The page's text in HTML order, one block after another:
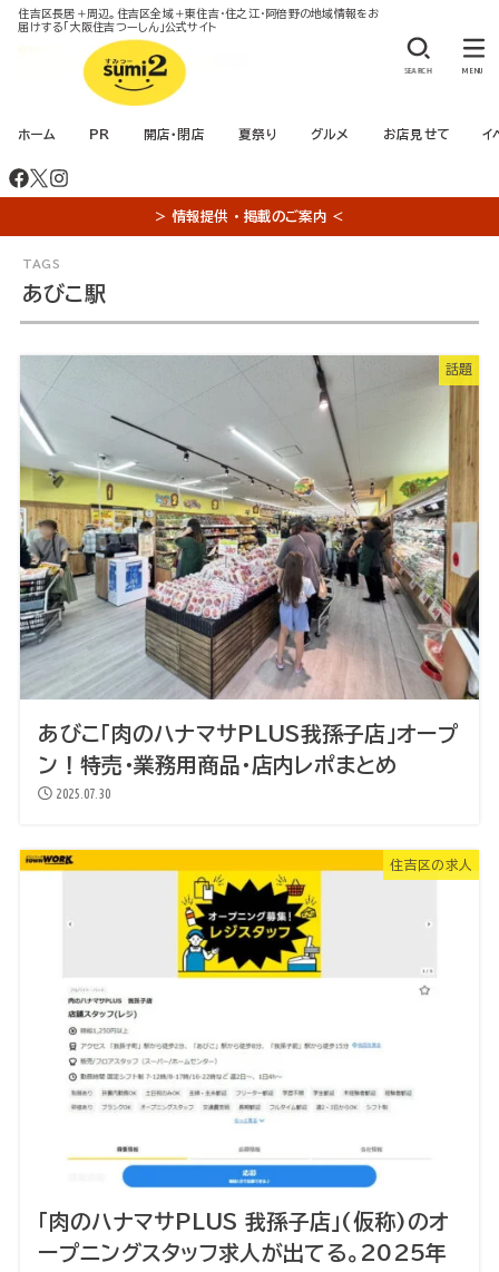
住吉区長居＋周辺。住吉区全域＋東住吉・住之江・阿倍野の地域情報をお
届けする「大阪住吉つーしん」公式サイト
ホーム PR 開店・閉店 夏祭り グルメ お店見せて イ
SEARCH MENU
＞ 情報提供 ・ 掲載のご案内 ＜
あびこ駅
話題
あびこ「肉のハナマサPLUS我孫子店」オープ
ン！特売・業務用商品・店内レポまとめ
2025.07.30
住吉区の求人
「肉のハナマサPLUS 我孫子店」(仮称)のオ
ープニングスタッフ求人が出てる。2025年